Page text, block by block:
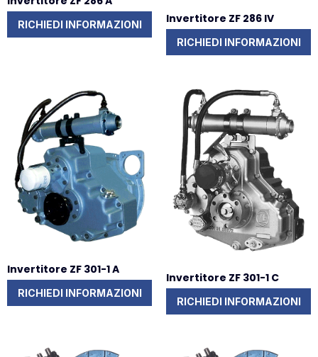
RICHIEDI INFORMAZIONI Invertitore ZF 286 IV
RICHIEDI INFORMAZIONI
Invertitore ZF 301-1 A
RICHIEDI INFORMAZIONI
Invertitore ZF 301-1 C
RICHIEDI INFORMAZIONI